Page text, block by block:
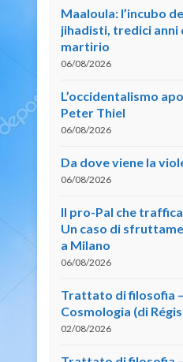
Maaloula: l’incubo
jihadisti, tredici anni
martirio
06/08/2026
L’occidentalismo
Peter Thiel
06/08/2026
Da dove viene la
06/08/2026
Il pro-Pal che
Un caso di
a Milano
06/08/2026
Trattato di filosofia
Cosmologia (di
02/08/2026